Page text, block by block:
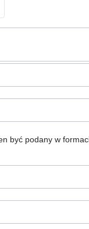
być podany w